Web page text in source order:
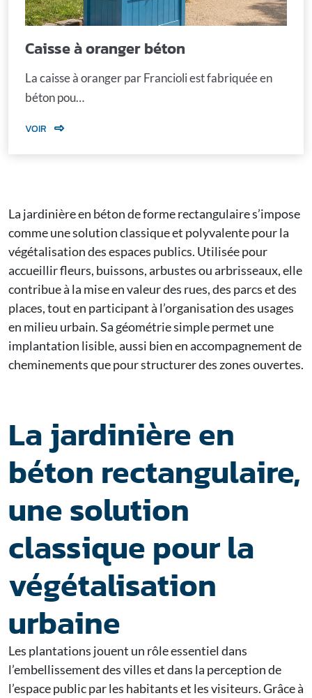
Caisse à oranger béton
La caisse à oranger par Francioli est fabriquée en
béton pou…
VOIR
La jardinière en bétonde forme rectangulaire s’impose
comme une solution classique et polyvalente pour la
végétalisation des espaces publics. Utilisée pour
accueillir fleurs, buissons, arbustes ou arbrisseaux, elle
contribue à la mise en valeur des rues, des parcs et des
places, tout en participant à l’organisation des usages
en milieu urbain. Sa géométrie simple permet une
implantation lisible, aussi bien en accompagnement de
cheminements que pour structurer des zones ouvertes.
La jardinière en
béton rectangulaire,
une solution
classique pour la
végétalisation
urbaine
Les plantations jouent un rôle essentiel dans
l’embellissement des villes et dans la perception de
l’espace public par les habitants et les visiteurs. Grâce à